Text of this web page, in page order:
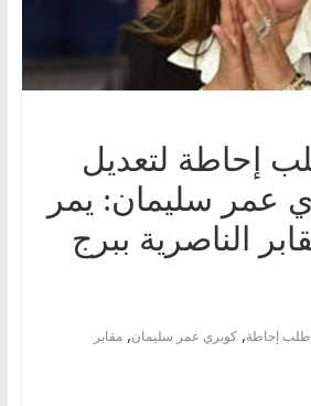
إحاطة لتعديل
عمر سليمان: يمر
الناصرية ببرج
طلب إحاطة, كوبري عمر سليمان, مقابر